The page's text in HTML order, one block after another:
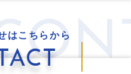
はこちらから